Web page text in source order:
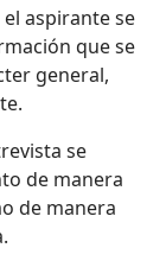
aspirante se
que se
general,
se
de manera
de manera